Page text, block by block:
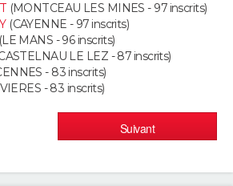
(MONTCEAU LES MINES - 97 inscrits)
(CAYENNE - 97 inscrits)
(LE MANS - 96 inscrits)
LE LEZ - 87 inscrits)
- 83 inscrits)
- 83 inscrits)
Suivant